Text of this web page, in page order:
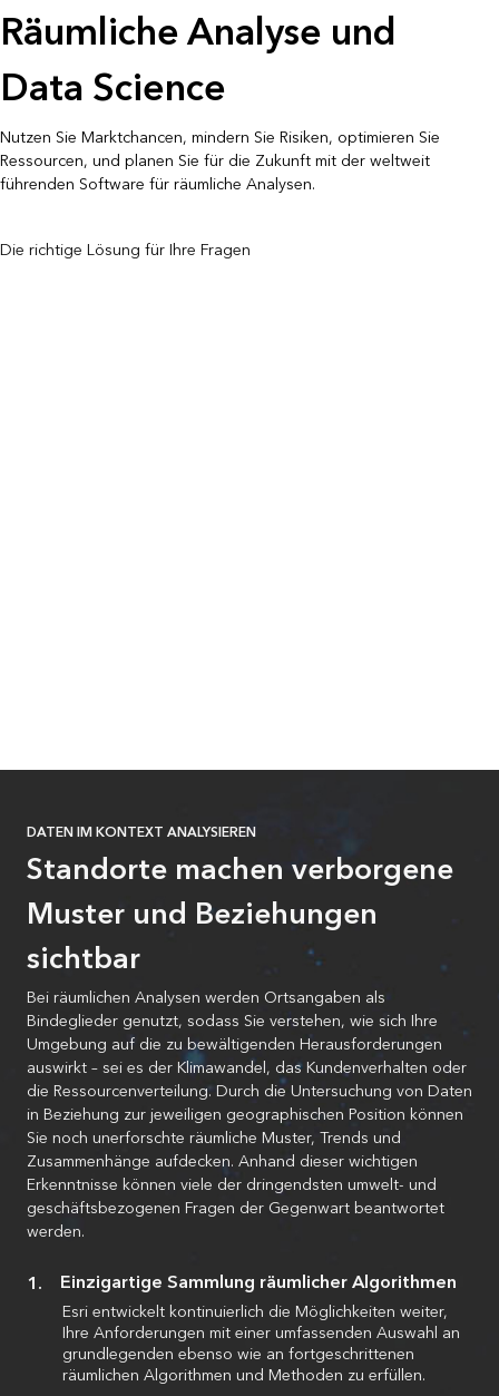
Räumliche Analyse und
Data Science
Nutzen Sie Marktchancen, mindern Sie Risiken, optimieren Sie
Ressourcen, und planen Sie für die Zukunft mit der weltweit
führenden Software für räumliche Analysen.
Die richtige Lösung für Ihre Fragen
DATEN IM KONTEXT ANALYSIEREN
Standorte machen verborgene
Muster und Beziehungen
sichtbar
Bei räumlichen Analysen werden Ortsangaben als
Bindeglieder genutzt, sodass Sie verstehen, wie sich Ihre
Umgebung auf die zu bewältigenden Herausforderungen
auswirkt – sei es der Klimawandel, das Kundenverhalten oder
die Ressourcenverteilung. Durch die Untersuchung von Daten
in Beziehung zur jeweiligen geographischen Position können
Sie noch unerforschte räumliche Muster, Trends und
Zusammenhänge aufdecken. Anhand dieser wichtigen
Erkenntnisse können viele der dringendsten umwelt- und
geschäftsbezogenen Fragen der Gegenwart beantwortet
werden.
Einzigartige Sammlung räumlicher Algorithmen
Esri entwickelt kontinuierlich die Möglichkeiten weiter,
Ihre Anforderungen mit einer umfassenden Auswahl an
grundlegenden ebenso wie an fortgeschrittenen
räumlichen Algorithmen und Methoden zu erfüllen.